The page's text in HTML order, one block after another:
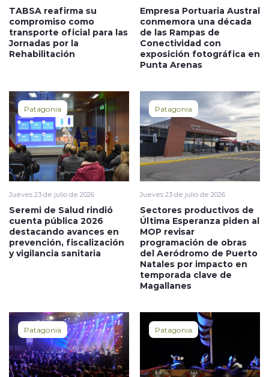
TABSA reafirma su
compromiso como
transporte oficial para las
Jornadas por la
Rehabilitación
Empresa Portuaria Austral
conmemora una década
de las Rampas de
Conectividad con
exposición fotográfica en
Punta Arenas
Patagonia
Jueves 23 de julio de 2026
Seremi de Salud rindió
cuenta pública 2026
destacando avances en
prevención, fiscalización
y vigilancia sanitaria
Patagonia
Jueves 23 de julio de 2026
Sectores productivos de
Última Esperanza piden al
MOP revisar
programación de obras
del Aeródromo de Puerto
Natales por impacto en
temporada clave de
Magallanes
Patagonia Patagonia